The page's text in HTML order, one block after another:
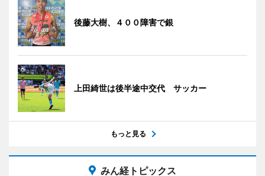
後藤大樹、４００障害で銀
上田綺世は後半途中交代 サッカー
もっと見る
みん経トピックス